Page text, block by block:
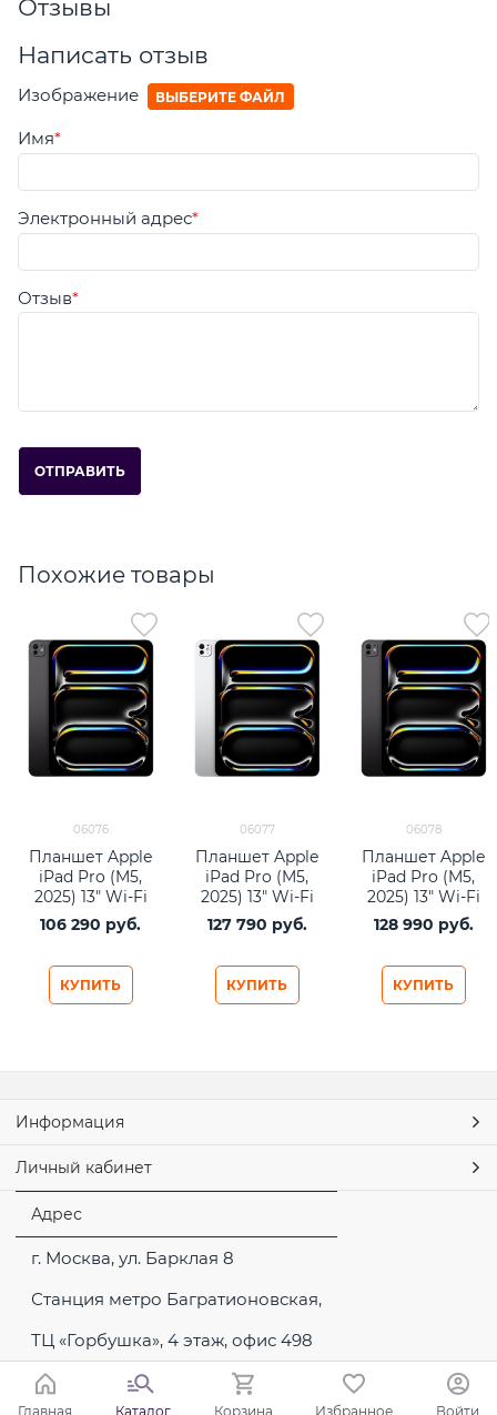
Отзывы
Написать отзыв
Изображение ВЫБЕРИТЕ ФАЙЛ
Имя
Электронный адрес
Отзыв
Похожие товары
06076
Планшет Apple
iPad Pro (M5,
2025) 13" Wi-Fi
256Gb Space
Black
106 290 руб.
КУПИТЬ
06077
Планшет Apple
iPad Pro (M5,
2025) 13" Wi-Fi
512Gb Silver
127 790 руб.
КУПИТЬ
06078
Планшет Apple
iPad Pro (M5,
2025) 13" Wi-Fi
512Gb Space
Black
128 990 руб.
КУПИТЬ
Информация
Личный кабинет
Адрес
г. Москва, ул. Барклая 8
Станция метро Багратионовская,
ТЦ «Горбушка», 4 этаж, офис 498
Главная Каталог Корзина Избранное Войти